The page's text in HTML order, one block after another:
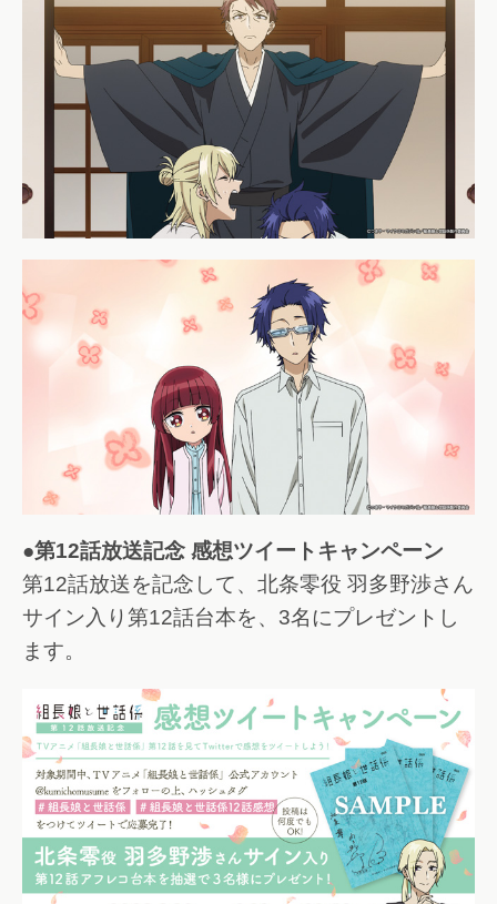
●第12話放送記念 感想ツイートキャンペーン
第12話放送を記念して、北条零役 羽多野渉さん
サイン入り第12話台本を、3名にプレゼントし
ます。